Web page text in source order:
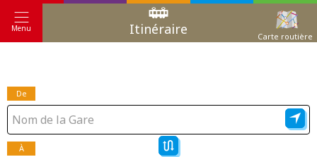
Menu Itinéraire Carte routière
De
À